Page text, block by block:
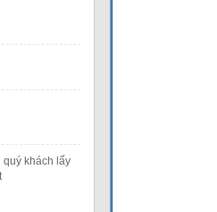
quý khách lấy